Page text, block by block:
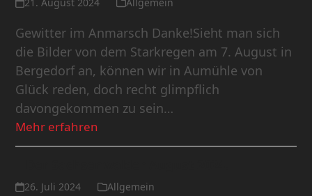
Gewitter im Anmarsch Danke!Sieht man sich
die Bilder von dem Starkregen am 7. August in
Bergedorf an, können wir in Aumühle von
Glück reden, doch recht glimpflich
davongekommen zu sein…
Mehr erfahren
26. Juli 2024 Allgemein